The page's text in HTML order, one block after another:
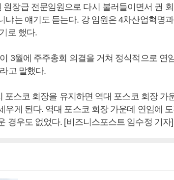
장급 전문임원으로 다시 불러들이면서 권
냐는 얘기도 듣는다. 강 임원은 4차산업혁명
로 했다.
3월에 주주총회 의결을 거쳐 정식적으로 연
고 말했다.
포스코 회장을 유지하면 역대 포스코 회장 가
우게 된다. 역대 포스코 회장 가운데 연임에
경우도 없었다. [비즈니스포스트 임수정 기자]